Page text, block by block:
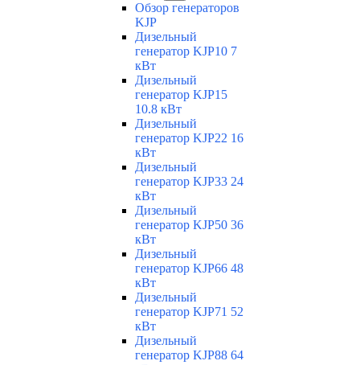
Обзор генераторов
KJP
Дизельный
генератор KJP10 7
кВт
Дизельный
генератор KJP15
10.8 кВт
Дизельный
генератор KJP22 16
кВт
Дизельный
генератор KJP33 24
кВт
Дизельный
генератор KJP50 36
кВт
Дизельный
генератор KJP66 48
кВт
Дизельный
генератор KJP71 52
кВт
Дизельный
генератор KJP88 64